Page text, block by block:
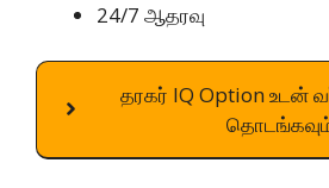
24/7 ஆதரவு
தரகர் IQ Option உடன்